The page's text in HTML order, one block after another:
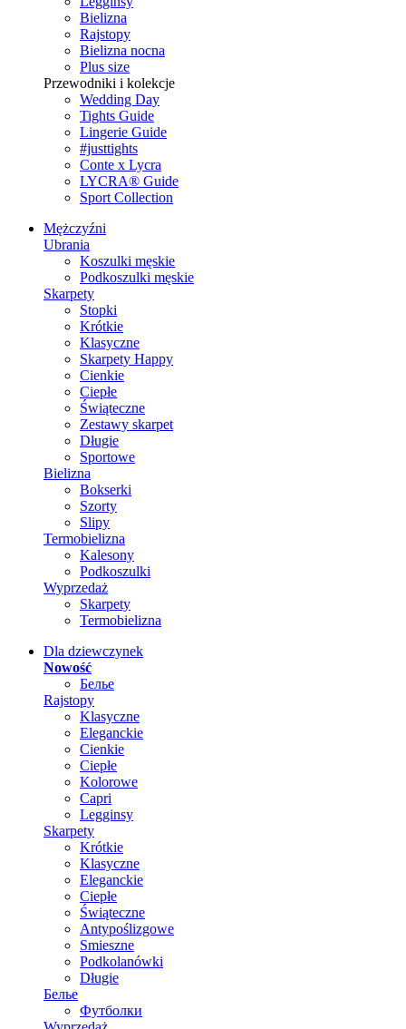
Bielizna
Rajstopy
Bielizna nocna
Plus size
Przewodniki i kolekcje
Wedding Day
Tights Guide
Lingerie Guide
#justtights
Conte x Lycra
LYCRA® Guide
Sport Сollection
Mężczyźni
Ubrania
Koszulki męskie
Podkoszulki męskie
Skarpety
Stopki
Krótkie
Klasyczne
Skarpety Happy
Cienkie
Ciepłe
Świąteczne
Zestawy skarpet
Długie
Sportowe
Bielizna
Bokserki
Szorty
Slipy
Termobielizna
Kalesony
Podkoszulki
Wyprzedaż
Skarpety
Termobielizna
Dla dziewczynek
Nowość
Белье
Rajstopy
Klasyczne
Eleganckie
Cienkie
Ciepłe
Kolorowe
Capri
Legginsy
Skarpety
Krótkie
Klasyczne
Eleganckie
Ciepłe
Świąteczne
Antypoślizgowe
Smieszne
Podkolanówki
Długie
Белье
Футболки